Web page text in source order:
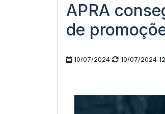
APRA
de
10/07/2024 10/07/2024